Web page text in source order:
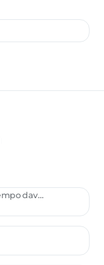
Aspettative durante la sessione (tempo davanti allo schermo, attività, ecc.):